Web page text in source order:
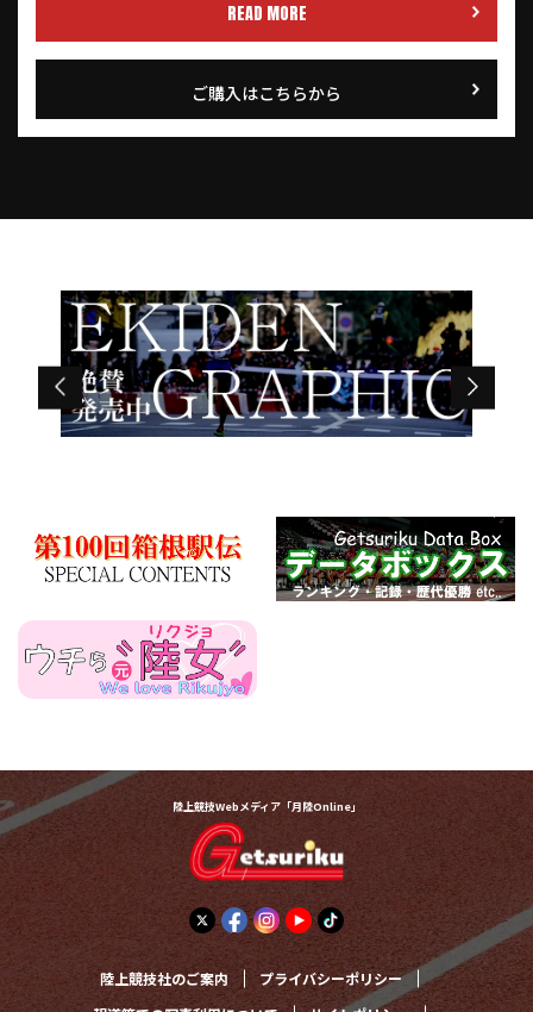
READ MORE
ご購入はこちらから
陸上競技Webメディア「月陸Online」
陸上競技社のご案内 プライバシーポリシー